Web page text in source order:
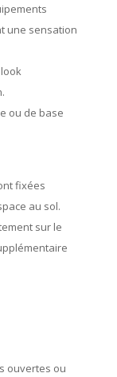
une sensation
ou de base
fixées
au sol.
sur le
ouvertes ou